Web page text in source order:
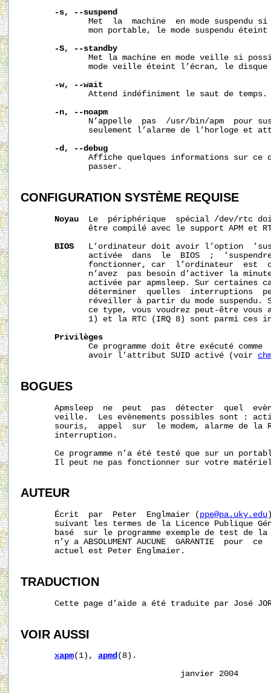
-s,
--suspend
Met  la  machine  en mode suspendu
mon portable, le mode suspendu
-S,
--standby
Met la machine en mode veille si
mode veille éteint l’écran, le
-w,
--wait
              Attend indéfiniment le saut de temps.
-n,
--noapm
N’appelle  pas  /usr/bin/apm  pour
seulement l’alarme de l’horloge et
-d,
--debug
Affiche quelques informations sur ce
              passer.
CONFIGURATION SYSTÈME REQUISE
Noyau
Le  périphérique  spécial /dev/rtc
être compilé avec le support APM et
BIOS
L’ordinateur doit avoir l’option
activée  dans  le  BIOS  ;
fonctionner, car  l’ordinateur  est
n’avez  pas besoin d’activer la
activée par apmsleep. Sur certaines
déterminer  quelles  interruptions
réveiller à partir du mode suspendu.
ce type, vous voudrez peut-être vous
1) et la RTC (IRQ 8) sont parmi ces
Privilèges
Ce programme doit être exécuté comme
              avoir l’attribut SUID activé (voir
BOGUES
Apmsleep  ne  peut  pas  détecter  quel
veille.  Les evènements possibles sont :
souris,  appel  sur  le modem, alarme de la
       interruption.
Ce programme n’a été testé que sur un
Il peut ne pas fonctionner sur votre
AUTEUR
       Écrit  par  Peter  Englmaier (
ppe@pa.uky.edu
suivant les termes de la Licence Publique
basé  sur le programme exemple de test de
n’y a ABSOLUMENT AUCUNE  GARANTIE  pour  ce
       actuel est Peter Englmaier.
TRADUCTION
Cette page d’aide a été traduite par José
VOIR AUSSI
xapm(1), apmd(8).